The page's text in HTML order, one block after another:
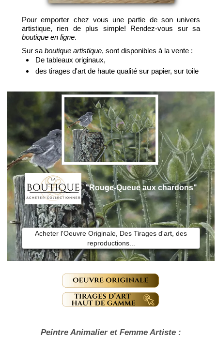
Pour emporter chez vous une partie de son univers
artistique, rien de plus simple! Rendez-vous sur sa
boutique en ligne.
Sur sa boutique artistique, sont disponibles à la vente :
De tableaux originaux,
des tirages d'art de haute qualité sur papier, sur toile
"Rouge-Queue aux chardons"
Acheter l'Oeuvre Originale, Des Tirages d'art, des
reproductions...
Peintre Animalier et Femme Artiste :